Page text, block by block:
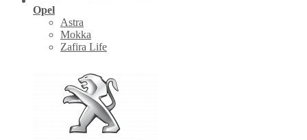
Opel
Astra
Mokka
Zafira Life